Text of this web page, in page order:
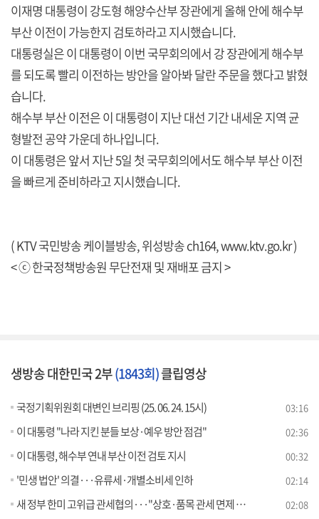
이재명 대통령이 강도형 해양수산부 장관에게 올해 안에 해수부
부산 이전이 가능한지 검토하라고 지시했습니다.
대통령실은 이 대통령이 이번 국무회의에서 강 장관에게 해수부
를 되도록 빨리 이전하는 방안을 알아봐 달란 주문을 했다고 밝혔
습니다.
해수부 부산 이전은 이 대통령이 지난 대선 기간 내세운 지역 균
형발전 공약 가운데 하나입니다.
이 대통령은 앞서 지난 5일 첫 국무회의에서도 해수부 부산 이전
을 빠르게 준비하라고 지시했습니다.
( KTV 국민방송 케이블방송, 위성방송 ch164,www.ktv.go.kr)
< ⓒ 한국정책방송원 무단전재 및 재배포 금지 >
생방송 대한민국 2부(1843회)클립영상
국정기획위원회 대변인 브리핑 (25. 06. 24. 15시) 03:16
이 대통령 "나라 지킨 분들 보상·예우 방안 점검" 02:36
이 대통령, 해수부 연내 부산 이전 검토 지시 00:32
'민생 법안' 의결···유류세·개별소비세 인하 02:14
새 정부 한미 고위급 관세협의···"상호·품목 관세 면제 강조" 02:08